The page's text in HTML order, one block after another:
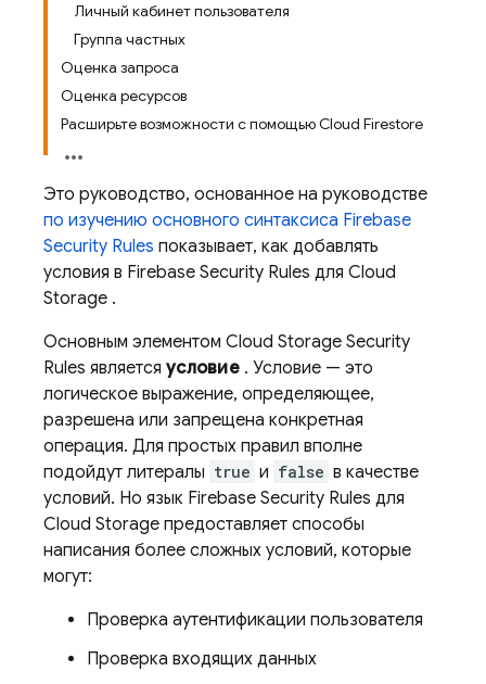
Личный кабинет пользователя
Группа частных
Оценка запроса
Оценка ресурсов
Расширьте возможности с помощью Cloud Firestore
Это руководство, основанное на руководстве
по изучению основного синтаксиса Firebase
Security Rules показывает, как добавлять
условия в Firebase Security Rules для Cloud
Storage .
Основным элементом Cloud Storage Security
Rules является условие. Условие — это
логическое выражение, определяющее,
разрешена или запрещена конкретная
операция. Для простых правил вполне
подойдут литералы true и false в качестве
условий. Но язык Firebase Security Rules для
Cloud Storage предоставляет способы
написания более сложных условий, которые
могут:
Проверка аутентификации пользователя
Проверка входящих данных